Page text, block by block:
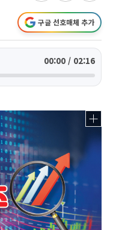
구글 선호매체 추가
00:00 / 02:16